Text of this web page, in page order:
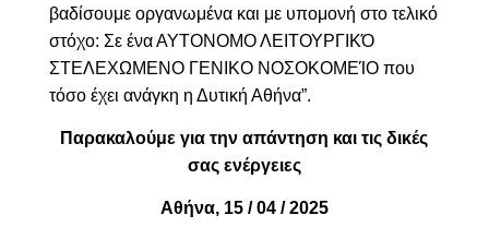
βαδίσουμε οργανωμένα και με υπομονή στο τελικό
στόχο: Σε ένα ΑΥΤΟΝΟΜΟ ΛΕΙΤΟΥΡΓΙΚΌ
ΣΤΕΛΕΧΩΜΕΝΟ ΓΕΝΙΚΟ ΝΟΣΟΚΟΜΕΊΟ που
τόσο έχει ανάγκη η Δυτική Αθήνα”.
Παρακαλούμε για την απάντηση και τις δικές
σας ενέργειες
Αθήνα, 15 / 04 / 2025